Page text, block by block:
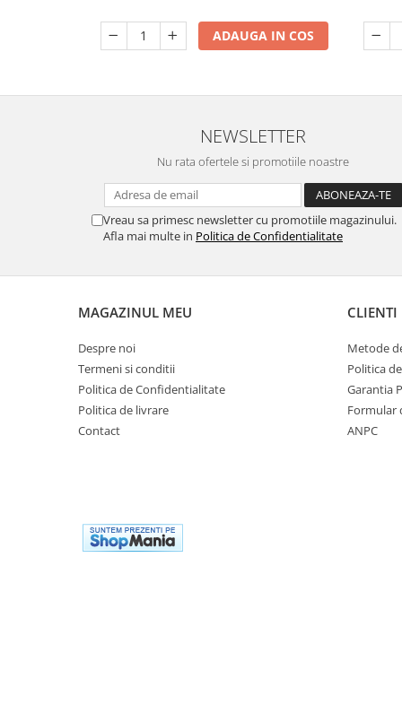
Produse grele si voluminoase
ADAUGA IN COS
NEWSLETTER
Nu rata ofertele si promotiile noastre
Vreau sa primesc newsletter cu promotiile magazinului.
Afla mai multe in Politica de Confidentialitate
MAGAZINUL MEU
Despre noi
Termeni si conditii
Politica de Confidentialitate
Politica de livrare
Contact
CLIENTI
Metode
Politica
Garantia
Formular
ANPC